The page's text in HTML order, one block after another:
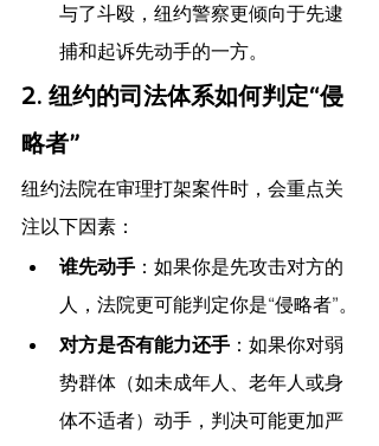
与了斗殴，纽约警察更倾向于先逮
捕和起诉先动手的一方。
2. 纽约的司法体系如何判定“侵
略者”
纽约法院在审理打架案件时，会重点关
注以下因素：
谁先动手 ：如果你是先攻击对方的
人，法院更可能判定你是“侵略者”。
对方是否有能力还手 ：如果你对弱
势群体（如未成年人、老年人或身
体不适者）动手，判决可能更加严